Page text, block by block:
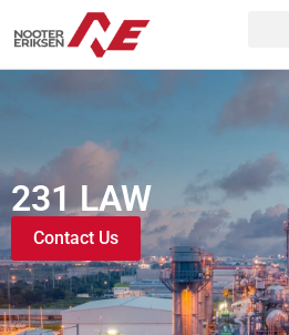
231 LAW
Contact Us